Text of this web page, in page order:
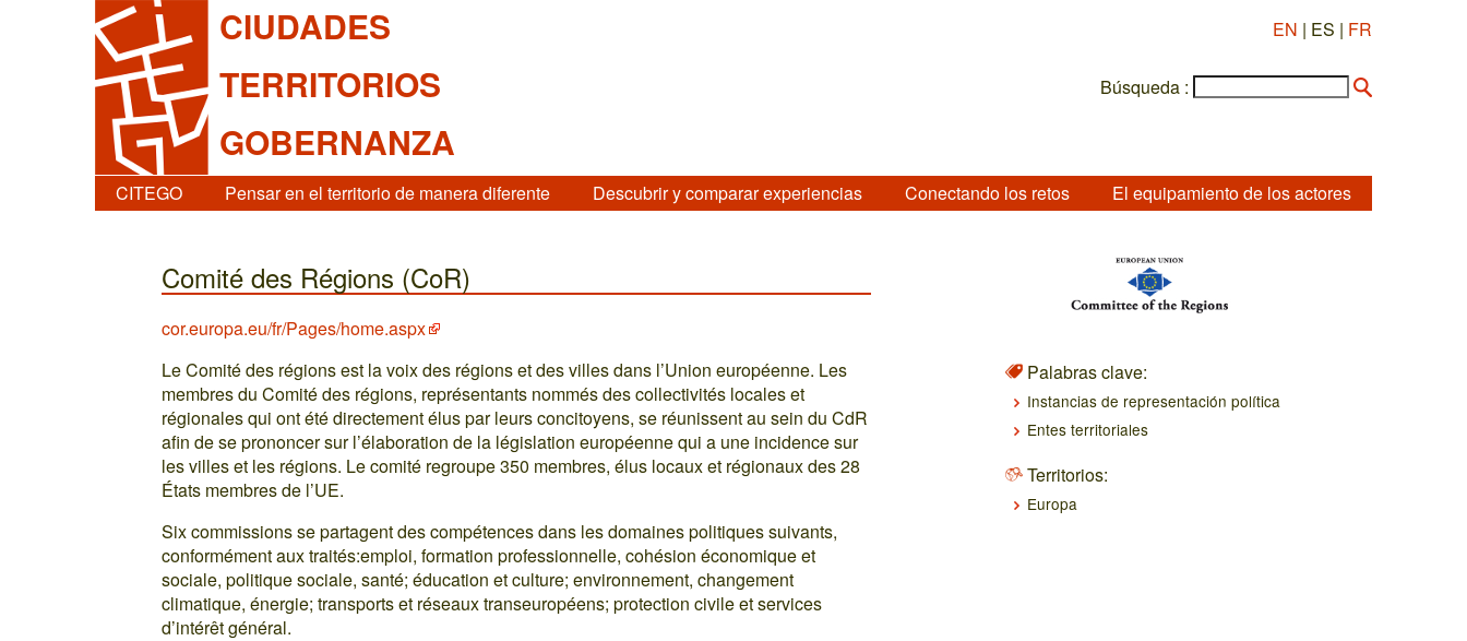
CIUDADES
TERRITORIOS
GOBERNANZA
EN | ES | FR
Búsqueda :
CITEGO Pensar en el territorio de manera diferente Descubrir y comparar experiencias Conectando los retos El equipamiento de los actores
Comité des Régions (CoR)
cor.europa.eu/fr/Pages/home.aspx
Le Comité des régions est la voix des régions et des villes dans l’Union européenne. Les
membres du Comité des régions, représentants nommés des collectivités locales et
régionales qui ont été directement élus par leurs concitoyens, se réunissent au sein du CdR
afin de se prononcer sur l’élaboration de la législation européenne qui a une incidence sur
les villes et les régions. Le comité regroupe 350 membres, élus locaux et régionaux des 28
États membres de l’UE.
Six commissions se partagent des compétences dans les domaines politiques suivants,
conformément aux traités:emploi, formation professionnelle, cohésion économique et
sociale, politique sociale, santé; éducation et culture; environnement, changement
climatique, énergie; transports et réseaux transeuropéens; protection civile et services
d’intérêt général.
Palabras clave:
Instancias de representación política
Entes territoriales
Territorios:
Europa